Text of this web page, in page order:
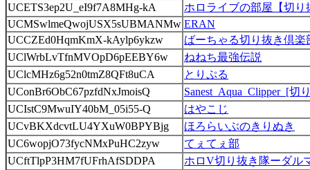
UCETS3ep2U_eI9f7A8MHg-kA
ホロライブの部屋【切り
UCMSwlmeQwojUSX5sUBMANMw ERAN
UCCZEd0HqmKmX-kAylp6ykzw
ばーちゃる切り抜き倶楽
UClWrbLvTfnMVOpD6pEEBY6w
ねねち最強伝説
UClcMHz6g52n0tmZ8QFt8uCA
とりぷる
UConBr6ObC67pzfdNxJmoisQ
Sanest_Aqua_Clipper_[切
UCIstC9MwuIY40bM_05i55-Q
はやこじ
UCvBKXdcvtLU4YXuW0BPYBjg
ほろらいぶのきりぬき
UC6wopjO73fycNMxPuHC2zyw
てぇてぇ部
UCftTlpP3HM7fUFrhAfSDDPA
ホロV切り抜き隊ーダル